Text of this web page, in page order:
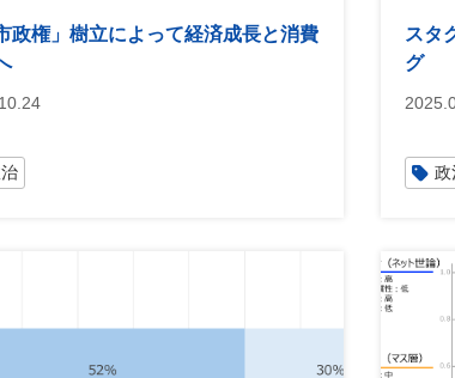
政権」樹立によって経済成長と消費
スタ
グ
政